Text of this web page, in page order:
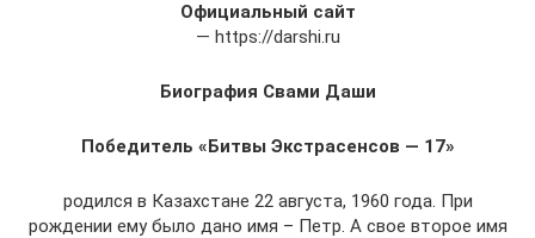
Официальный сайт
— https://darshi.ru
Биография Свами Даши
Победитель «Битвы Экстрасенсов — 17»
родился в Казахстане 22 августа, 1960 года. При
рождении ему было дано имя – Петр. А свое второе имя